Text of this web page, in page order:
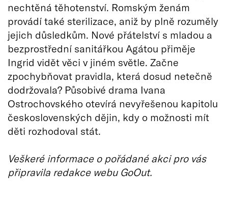
nechtěná těhotenství. Romským ženám
provádí také sterilizace, aniž by plně rozuměly
jejich důsledkům. Nové přátelství s mladou a
bezprostřední sanitářkou Agátou přiměje
Ingrid vidět věci v jiném světle. Začne
zpochybňovat pravidla, která dosud netečně
dodržovala? Působivé drama Ivana
Ostrochovského otevírá nevyřešenou kapitolu
československých dějin, kdy o možnosti mít
děti rozhodoval stát.
Veškeré informace o pořádané akci pro vás
připravila redakce webu GoOut.